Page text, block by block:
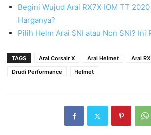
Begini Wujud Arai RX7X IOM TT
Harganya?
Pilih Helm Arai SNI atau Non SNI? Ini
TAGS Arai Corsair X Arai Helmet Arai
Drudi Performance
Helmet